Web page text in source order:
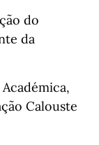
do
da
Calouste